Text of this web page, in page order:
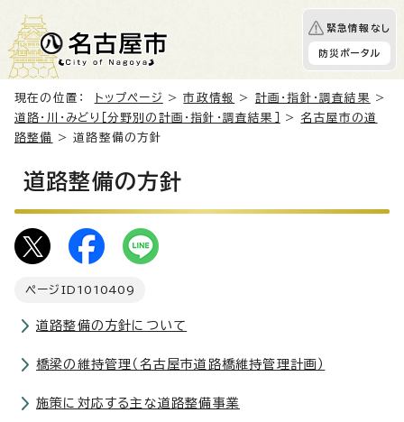
緊急情報なし
防災ポータル
現在の位置： トップページ >市政情報 > 計画・指針・調査結果
>
道路・川・みどり［分野別の計画・指針・調査結果］
> 名古屋市の道
路整備
> 道路整備の方針
道路整備の方針
ページID 1010409
道路整備の方針について
橋梁の維持管理（名古屋市道路橋維持管理計画）
施策に対応する主な道路整備事業